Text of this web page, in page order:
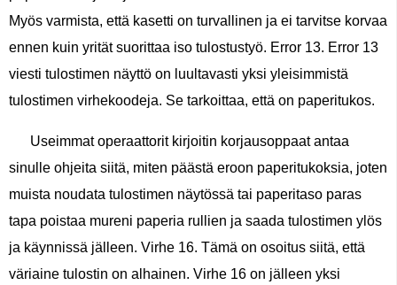
Myös varmista, että kasetti on turvallinen ja ei tarvitse korvaa
ennen kuin yrität suorittaa iso tulostustyö. Error 13. Error 13
viesti tulostimen näyttö on luultavasti yksi yleisimmistä
tulostimen virhekoodeja. Se tarkoittaa, että on paperitukos.
Useimmat operaattorit kirjoitin korjausoppaat antaa
sinulle ohjeita siitä, miten päästä eroon paperitukoksia, joten
muista noudata tulostimen näytössä tai paperitaso paras
tapa poistaa mureni paperia rullien ja saada tulostimen ylös
ja käynnissä jälleen. Virhe 16. Tämä on osoitus siitä, että
väriaine tulostin on alhainen. Virhe 16 on jälleen yksi